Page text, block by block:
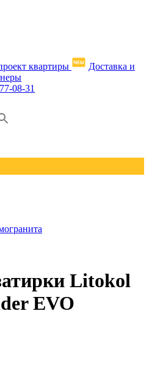
квартиры
Доставка и
08-31
Litokol
EVO